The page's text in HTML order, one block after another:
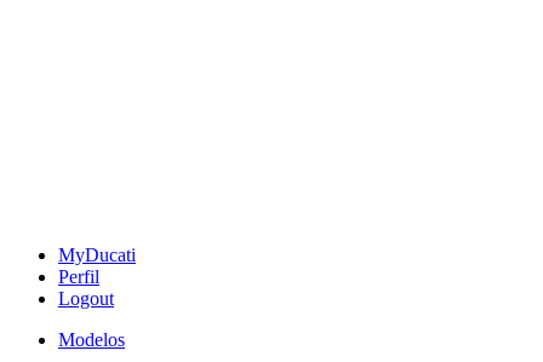
MyDucati
Perfil
Logout
Modelos